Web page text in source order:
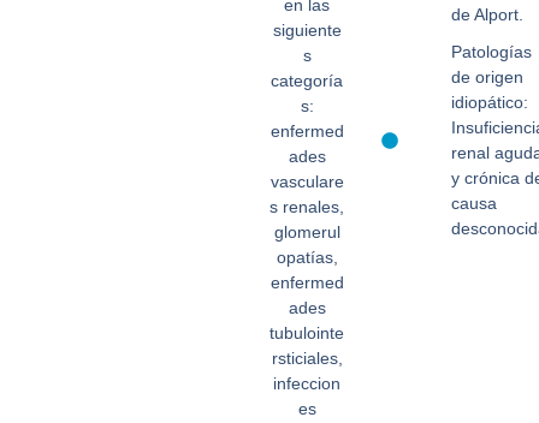
en las
siguiente
s
categoría
s:
enfermed
ades
vasculare
s renales,
glomerul
opatías,
enfermed
ades
tubulointe
rsticiales,
infeccion
es
de Alport.
Patologías
de origen
idiopático:
renal
y crónica
causa